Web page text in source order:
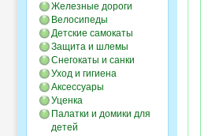
Железные дороги
Велосипеды
Детские самокаты
Защита и шлемы
Снегокаты и санки
Уход и гигиена
Аксессуары
Уценка
Палатки и домики для
детей